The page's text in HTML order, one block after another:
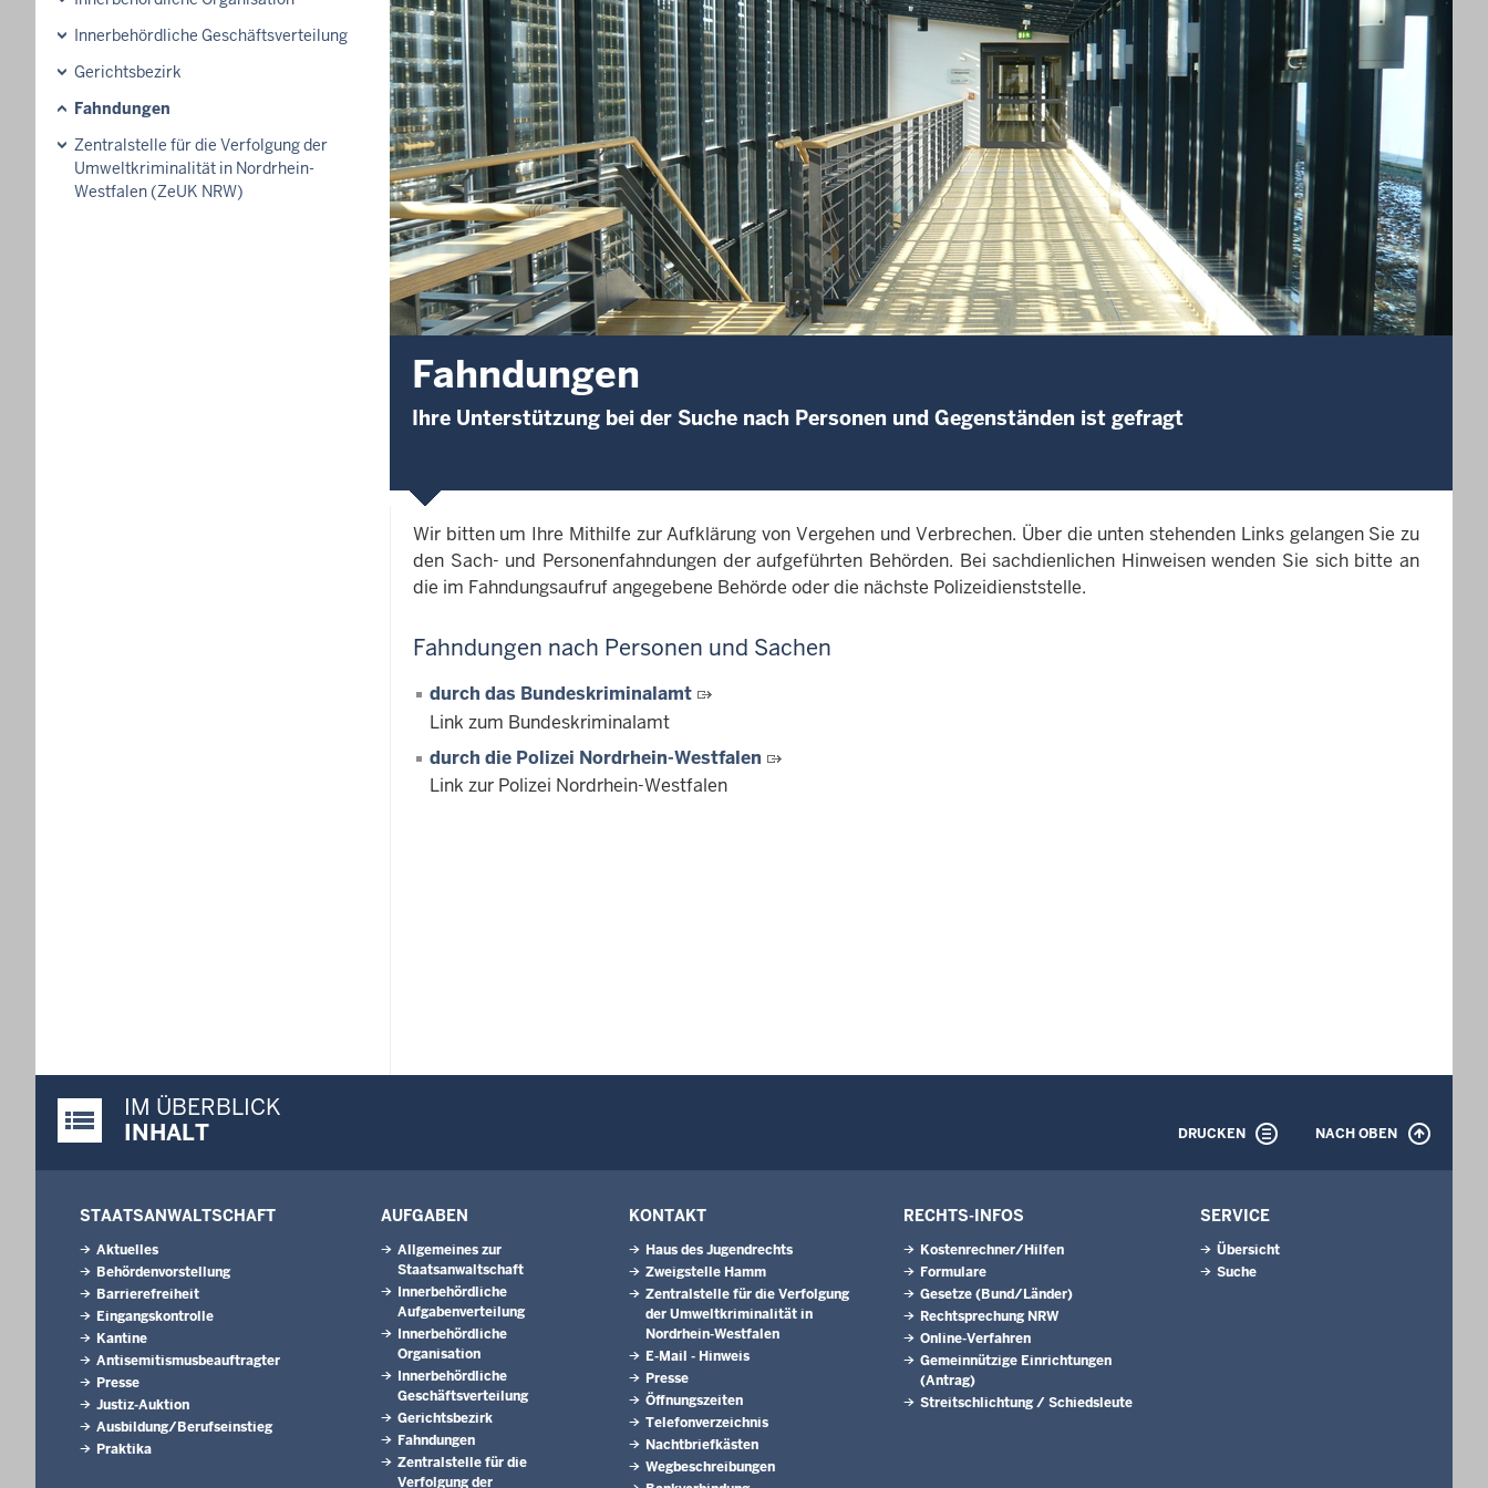
Innerbehördliche Geschäftsverteilung
Gerichtsbezirk
Fahndungen
Zentralstelle für die Verfolgung der
Umweltkriminalität in Nordrhein-
Westfalen (ZeUK NRW)
Fahndungen
Ihre Unterstützung bei der Suche nach Personen und Gegenständen ist gefragt
Wir bitten um Ihre Mithilfe zur Aufklärung von Vergehen und Verbrechen. Über die unten stehenden Links gelangen Sie zu
den Sach- und Personenfahndungen der aufgeführten Behörden. Bei sachdienlichen Hinweisen wenden Sie sich bitte an
die im Fahndungsaufruf angegebene Behörde oder die nächste Polizeidienststelle.
Fahndungen nach Personen und Sachen
durch das Bundeskriminalamt
Link zum Bundeskriminalamt
durch die Polizei Nordrhein-Westfalen
Link zur Polizei Nordrhein-Westfalen
Justiz-Portal im Überblick:
IM ÜBERBLICK
INHALT
DRUCKEN NACH OBEN
STAATSANWALTSCHAFT
Aktuelles
Behördenvorstellung
Barrierefreiheit
Eingangskontrolle
Kantine
Antisemitismusbeauftragter
Presse
Justiz-Auktion
Ausbildung/Berufseinstieg
Praktika
AUFGABEN
Allgemeines zur
Staatsanwaltschaft
Innerbehördliche
Aufgabenverteilung
Innerbehördliche
Organisation
Innerbehördliche
Geschäftsverteilung
Gerichtsbezirk
Fahndungen
Zentralstelle für die
Verfolgung der
KONTAKT
Haus des Jugendrechts
Zweigstelle Hamm
Zentralstelle für die Verfolgung
der Umweltkriminalität in
Nordrhein-Westfalen
E-Mail - Hinweis
Presse
Öffnungszeiten
Telefonverzeichnis
Nachtbriefkästen
Wegbeschreibungen
RECHTS-INFOS
Kostenrechner/Hilfen
Formulare
Gesetze (Bund/Länder)
Rechtsprechung NRW
Online-Verfahren
Gemeinnützige Einrichtungen
(Antrag)
Streitschlichtung / Schiedsleute
SERVICE
Übersicht
Suche